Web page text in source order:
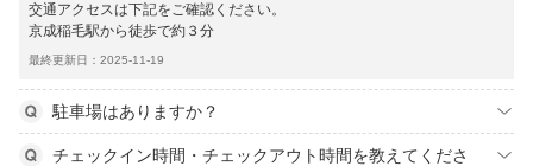
交通アクセスは下記をご確認ください。
京成稲毛駅から徒歩で約３分
最終更新日：2025-11-19
駐車場はありますか？
チェックイン時間・チェックアウト時間を教えてくださ